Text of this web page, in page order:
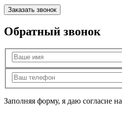
Заказать звонок
Обратный звонок
Заполняя форму, я даю согласие на